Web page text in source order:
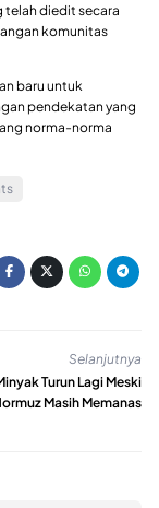
telah diedit secara
komunitas
baru untuk
pendekatan yang
norma-norma
Selanjutnya
Turun Lagi Meski
Masih Memanas